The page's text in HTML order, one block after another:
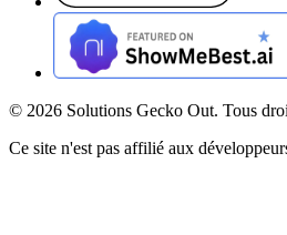
© 2026 Solutions Gecko Out. Tous
Ce site n'est pas affilié aux